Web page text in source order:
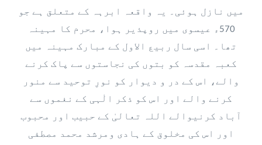
میں نازل ہوئی۔ یہ واقعہ ابرہہ کے متعلق ہے جو
570ء عیسوی میں روپذیر ہوا، محرم کا مہینہ
تھا۔ اسی سال ربیع الاول کے مبارک مہینہ میں
کعبہ مقدسہ کو بتوں کی نجاستوں سے پاک کرنے
والے، اس کے در و دیوار کو نورِ توحید سے منور
کرنے والے اور اس کو ذکر الٰہی کے نغموں سے
آباد کرنیوالے اللہ تعالیٰ کے حبیب اور محبوب
اور اس کی مخلوق کے ہادی ومرشد محمد مصطفی